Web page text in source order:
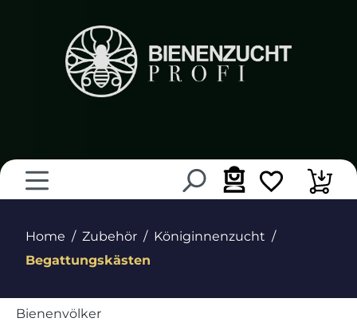
Home Zubehör
Königinnenzucht
Begattungskästen
Bienenvölker